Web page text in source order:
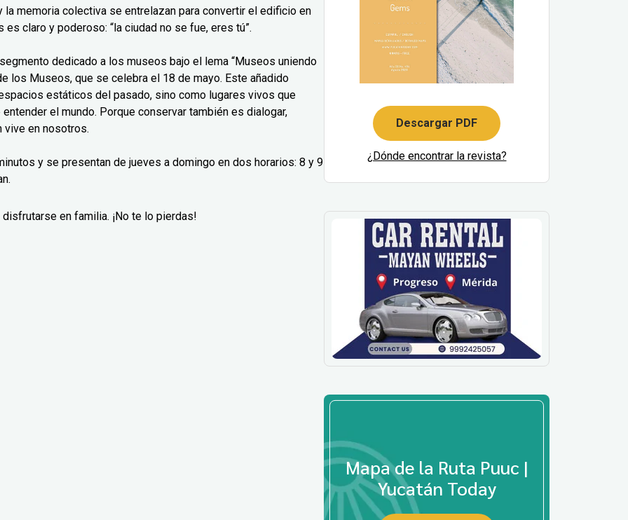
memoria colectiva se entrelazan para convertir el edificio en
claro y poderoso: “la ciudad no se fue, eres tú”.
dedicado a los museos bajo el lema “Museos uniendo
los Museos, que se celebra el 18 de mayo. Este añadido
estáticos del pasado, sino como lugares vivos que
el mundo. Porque conservar también es dialogar,
vive en nosotros.
y se presentan de jueves a domingo en dos horarios: 8 y 9
en familia. ¡No te lo pierdas!
Descargar PDF
¿Dónde encontrar la revista?
Mapa de la Ruta Puuc |
Yucatán Today